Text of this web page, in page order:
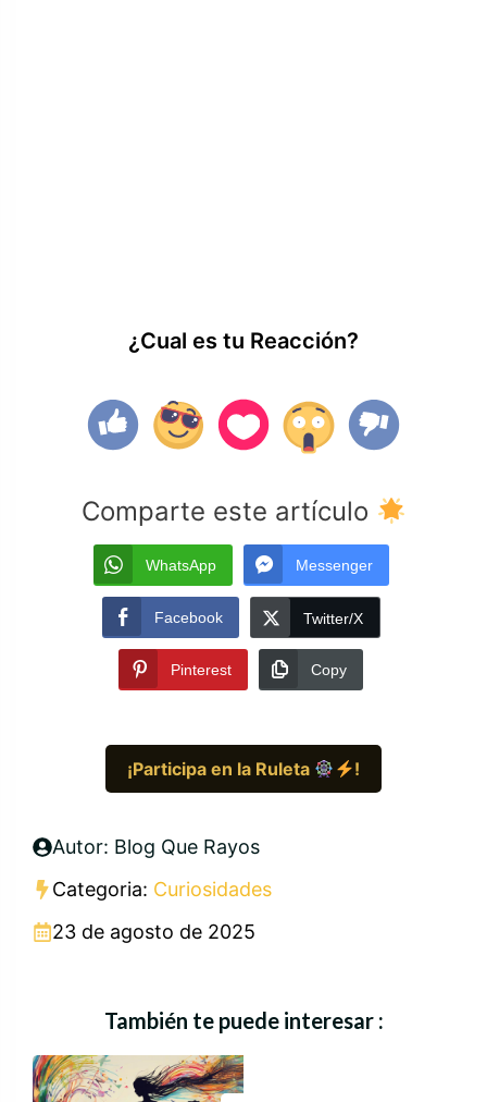
¿Cual es tu Reacción?
Comparte este artículo
WhatsApp Messenger
Facebook Twitter/X
Pinterest Copy
¡Participa en la Ruleta !
Autor: Blog Que Rayos
Categoria: Curiosidades
23 de agosto de 2025
También te puede interesar :